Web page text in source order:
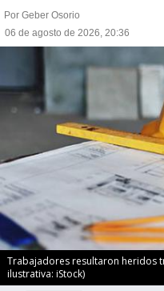
Por Geber Osorio
06 de agosto de 2026, 20:36
Trabajadores resultaron heridos
ilustrativa: iStock)